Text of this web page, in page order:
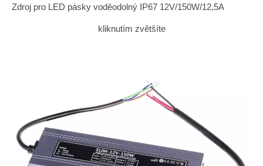
Zdroj pro LED pásky voděodolný IP67 12V/150W/12,5A
kliknutím zvětšíte